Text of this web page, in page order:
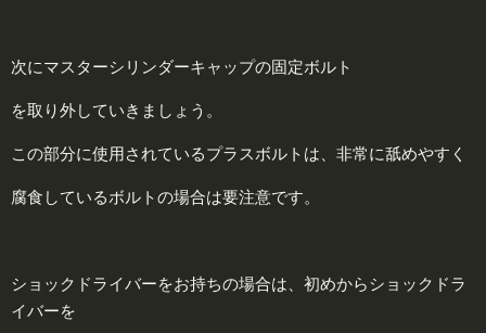
次にマスターシリンダーキャップの固定ボルト
を取り外していきましょう。
この部分に使用されているプラスボルトは、非常に舐めやすく
腐食しているボルトの場合は要注意です。
ショックドライバーをお持ちの場合は、初めからショックドラ
イバーを